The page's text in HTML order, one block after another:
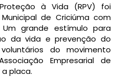
à Vida (RPV) foi
de Criciúma com
grande estímulo para
da vida e prevenção do
do movimento
Empresarial de
placa.